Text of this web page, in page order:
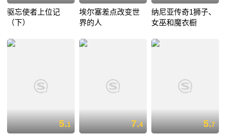
驱忘使者上位记
（下）
埃尔塞差点改变世
界的人
纳尼亚传奇1狮子、
女巫和魔衣橱
5.1 7.4 5.7